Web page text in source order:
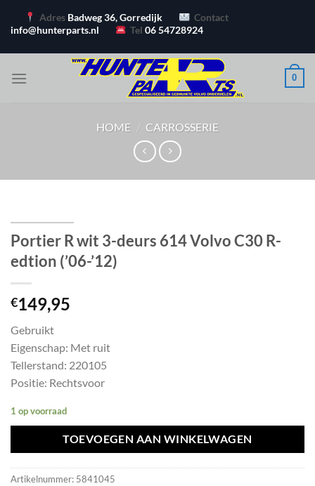
naar
Adres Badweg 36, Gorredijk
Contact
info@hunterparts.nl
Tel06 54728924
0
HOME / CARROSSERIE
Portier R wit 3-deurs 614 Volvo C30 R-
edtion (’06-’12)
€149,95
Gebruikt
Eigenschap: Met ruit
Tellerstand: 220105
Positie: Rechtsvoor
1 op voorraad
TOEVOEGEN AAN WINKELWAGEN
Artikelnummer: 5841045